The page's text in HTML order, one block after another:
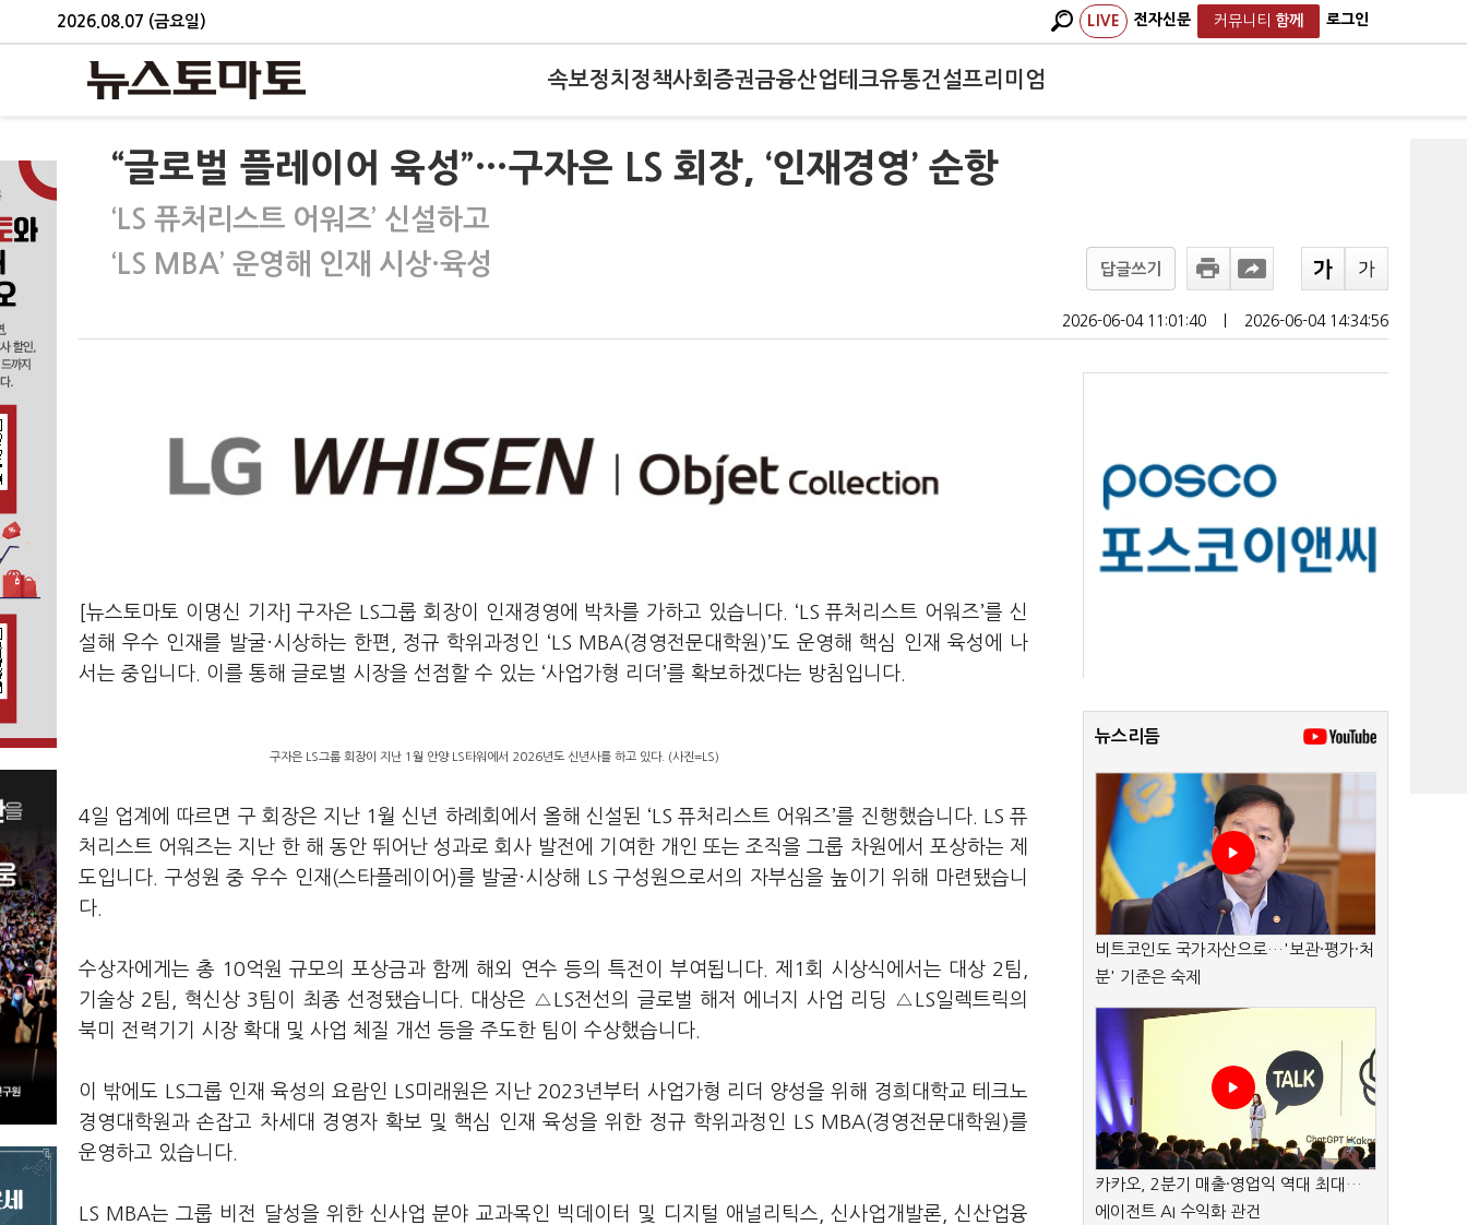
2026.08.07 (금요일) LIVE 전자신문 커뮤니티 함께 로그인
속보정치 정책사회 증권금융산업테크유통건설프리미엄
“글로벌 플레이어 육성”…구자은 LS 회장, ‘인재경영’ 순항
‘LS 퓨처리스트 어워즈’ 신설하고
‘LS MBA’ 운영해 인재 시상·육성
답글쓰기
2026-06-04 11:01:40 2026-06-04 14:34:56
[뉴스토마토 이명신 기자] 구자은 LS그룹 회장이 인재경영에 박차를 가하고 있습니다. ‘LS 퓨처리스트 어워즈’를 신
설해 우수 인재를 발굴·시상하는 한편, 정규 학위과정인 ‘LS MBA(경영전문대학원)’도 운영해 핵심 인재 육성에 나
서는 중입니다. 이를 통해 글로벌 시장을 선점할 수 있는 ‘사업가형 리더’를 확보하겠다는 방침입니다.
구자은 LS그룹 회장이 지난 1월 안양 LS타워에서 2026년도 신년사를 하고 있다. (사진=LS)
4일 업계에 따르면 구 회장은 지난 1월 신년 하례회에서 올해 신설된 ‘LS 퓨처리스트 어워즈’를 진행했습니다. LS 퓨
처리스트 어워즈는 지난 한 해 동안 뛰어난 성과로 회사 발전에 기여한 개인 또는 조직을 그룹 차원에서 포상하는 제
도입니다. 구성원 중 우수 인재(스타플레이어)를 발굴·시상해 LS 구성원으로서의 자부심을 높이기 위해 마련됐습니
다.
수상자에게는 총 10억원 규모의 포상금과 함께 해외 연수 등의 특전이 부여됩니다. 제1회 시상식에서는 대상 2팀,
기술상 2팀, 혁신상 3팀이 최종 선정됐습니다. 대상은 △LS전선의 글로벌 해저 에너지 사업 리딩 △LS일렉트릭의
북미 전력기기 시장 확대 및 사업 체질 개선 등을 주도한 팀이 수상했습니다.
이 밖에도 LS그룹 인재 육성의 요람인 LS미래원은 지난 2023년부터 사업가형 리더 양성을 위해 경희대학교 테크노
경영대학원과 손잡고 차세대 경영자 확보 및 핵심 인재 육성을 위한 정규 학위과정인 LS MBA(경영전문대학원)를
운영하고 있습니다.
LS MBA는 그룹 비전 달성을 위한 신사업 분야 교과목인 빅데이터 및 디지털 애널리틱스, 신사업개발론, 신산업융
뉴스리듬
비트코인도 국가자산으로…'보관·평가·처
분' 기준은 숙제
카카오, 2분기 매출·영업익 역대 최대…
에이전트 AI 수익화 관건